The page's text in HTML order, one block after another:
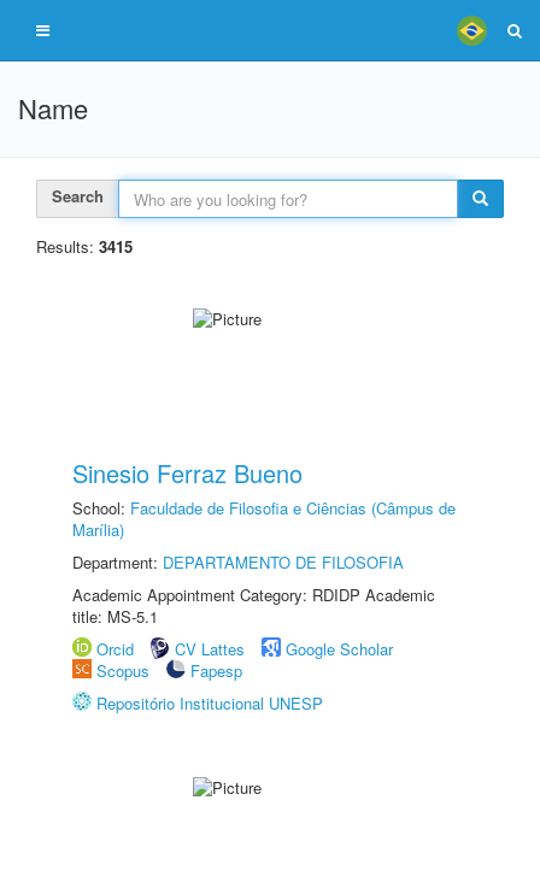
Name
Search
Results: 3415
Sinesio Ferraz Bueno
School: Faculdade de Filosofia e Ciências (Câmpus de
Marília)
Department: DEPARTAMENTO DE FILOSOFIA
Academic Appointment Category: RDIDP Academic
title: MS-5.1
Orcid
CV Lattes
Google Scholar
Scopus
Fapesp
Repositório Institucional UNESP